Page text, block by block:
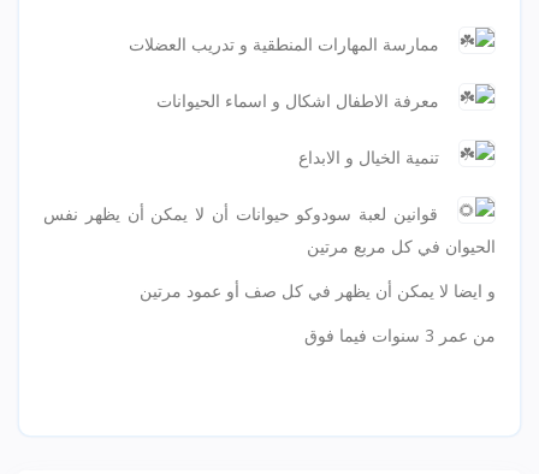
ممارسة المهارات المنطقية و تدريب العضلات
معرفة الاطفال اشكال و اسماء الحيوانات
تنمية الخيال و الابداع
قوانين لعبة سودوكو حيوانات أن لا يمكن أن يظهر نفس
الحيوان في كل مربع مرتين
و ايضا لا يمكن أن يظهر في كل صف أو عمود مرتين
من عمر 3 سنوات فيما فوق